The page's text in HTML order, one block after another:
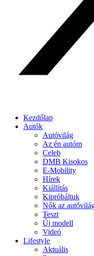
Kezdőlap
Autók
Autóvilág
Az én autóm
Celeb
DMB Kisokos
E-Mobility
Hírek
Kiállítás
Kipróbáltuk
Nők az
Teszt
Új modell
Videó
Lifestyle
Aktuális